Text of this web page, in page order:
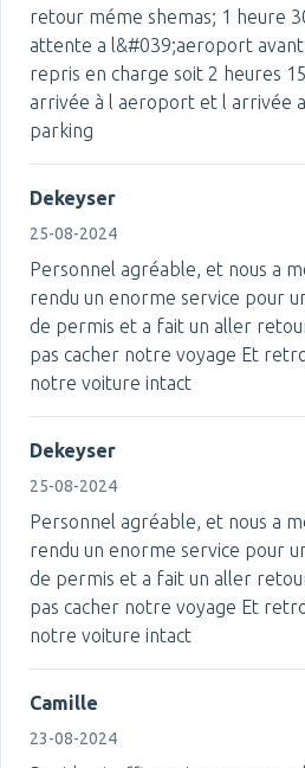
retour méme shemas; 1 heure
attente a l&#039;aeroport
repris en charge soit 2 heures
arrivée à l aeroport et l arrivée
parking
Dekeyser
25-08-2024
Personnel agréable, et nous a
rendu un enorme service pour
de permis et a fait un aller
pas cacher notre voyage Et
notre voiture intact
Dekeyser
25-08-2024
Personnel agréable, et nous a
rendu un enorme service pour
de permis et a fait un aller
pas cacher notre voyage Et
notre voiture intact
Camille
23-08-2024